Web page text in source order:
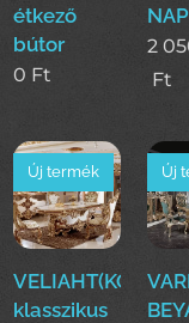
étkező
bútor
0 Ft
2
Ft
klasszikus
Új termék Új